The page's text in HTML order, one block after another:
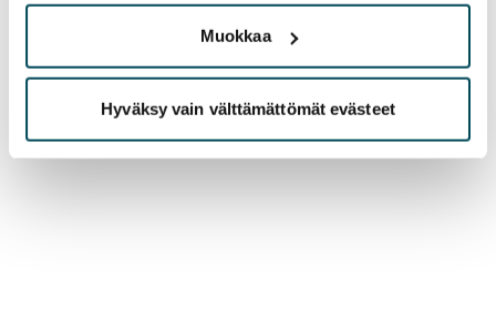
Muokkaa
Hyväksy vain välttämättömät evästeet